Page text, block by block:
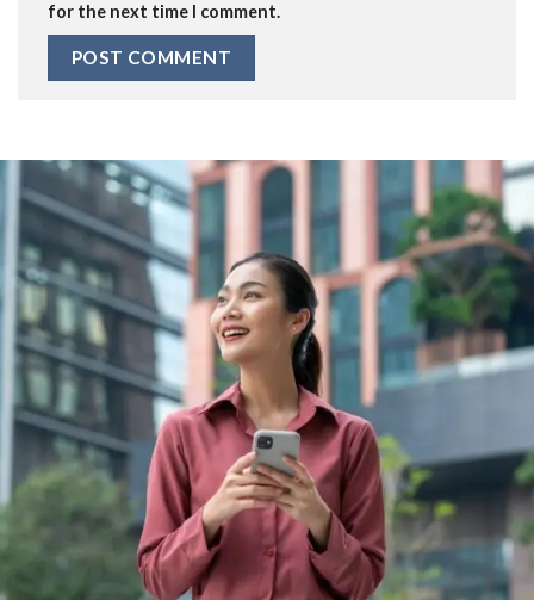
for the next time I comment.